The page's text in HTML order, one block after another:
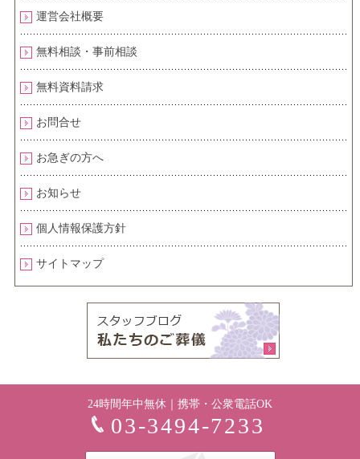
運営会社概要
無料相談・事前相談
無料資料請求
お問合せ
お急ぎの方へ
お知らせ
個人情報保護方針
サイトマップ
24時間年中無休｜携帯・公衆電話OK
03-3494-7233